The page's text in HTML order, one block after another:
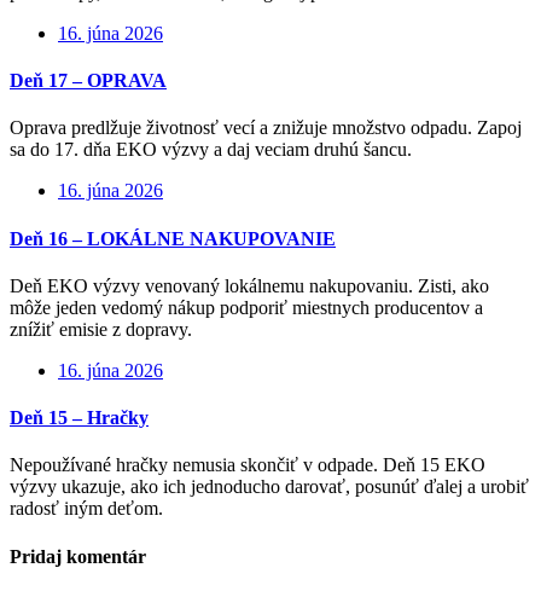
16. júna 2026
Deň 17 – OPRAVA
Oprava predlžuje životnosť vecí a znižuje množstvo odpadu. Zapoj
sa do 17. dňa EKO výzvy a daj veciam druhú šancu.
16. júna 2026
Deň 16 – LOKÁLNE NAKUPOVANIE
Deň EKO výzvy venovaný lokálnemu nakupovaniu. Zisti, ako
môže jeden vedomý nákup podporiť miestnych producentov a
znížiť emisie z dopravy.
16. júna 2026
Deň 15 – Hračky
Nepoužívané hračky nemusia skončiť v odpade. Deň 15 EKO
výzvy ukazuje, ako ich jednoducho darovať, posunúť ďalej a urobiť
radosť iným deťom.
Pridaj komentár